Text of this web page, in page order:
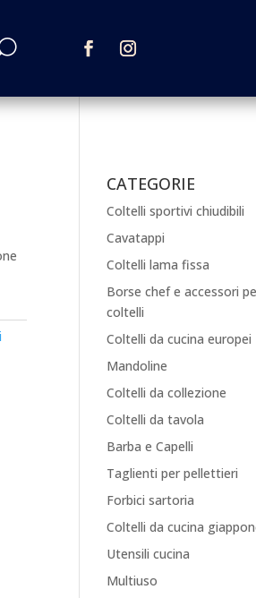
CATEGORIE
Coltelli sportivi chiudibili
Cavatappi
Coltelli lama fissa
Borse chef e accessori
coltelli
Coltelli da cucina europei
Mandoline
Coltelli da collezione
Coltelli da tavola
Barba e Capelli
Taglienti per pellettieri
Forbici sartoria
Coltelli da cucina
Utensili cucina
Multiuso